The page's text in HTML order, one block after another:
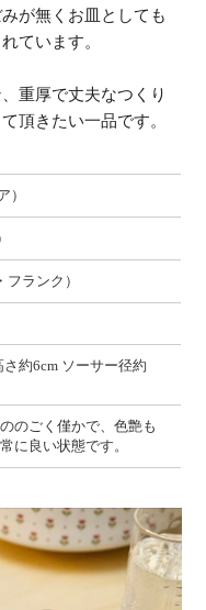
が無くお皿としても
ています。
重厚で丈夫なつくり
頂きたい一品です。
）
フランク）
約6cm ソーサー径約
のごく僅かで、色艶も
に良い状態です。